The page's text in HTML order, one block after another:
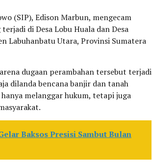
(SIP), Edison Marbun, mengecam
di Desa Lobu Huala dan Desa
Labuhanbatu Utara, Provinsi Sumatera
dugaan perambahan tersebut terjadi
dilanda bencana banjir dan tanah
melanggar hukum, tetapi juga
Baksos Presisi Sambut Bulan